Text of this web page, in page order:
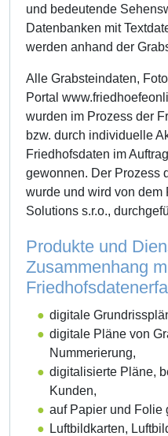
und bedeutende
Datenbanken mit
werden anhand der
Alle Grabsteindaten,
Portal
wurden im Prozess der
bzw. durch individuelle
Friedhofsdaten im
gewonnen. Der Prozess
wurde und wird von dem
Solutions s.r.o.,
Produkte und
Zusammenhang
digitale
digitale Pläne von
Nummerierung,
digitalisierte Pläne,
Kunden,
auf Papier und Folie
Luftbildkarten,